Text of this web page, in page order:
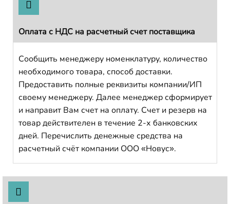
Оплата с НДС на расчетный счет поставщика
Сообщить менеджеру номенклатуру, количество
необходимого товара, способ доставки.
Предоставить полные реквизиты компании/ИП
своему менеджеру. Далее менеджер сформирует
и направит Вам счет на оплату. Счет и резерв на
товар действителен в течение 2-х банковских
дней. Перечислить денежные средства на
расчетный счёт компании ООО «Новус».